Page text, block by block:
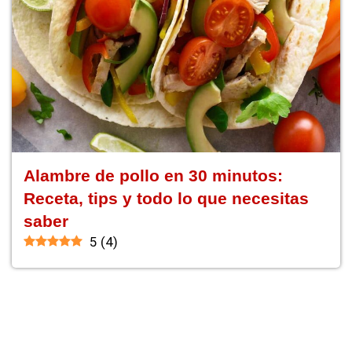
Alambre de pollo en 30 minutos:
Receta, tips y todo lo que necesitas
saber
5 (4)